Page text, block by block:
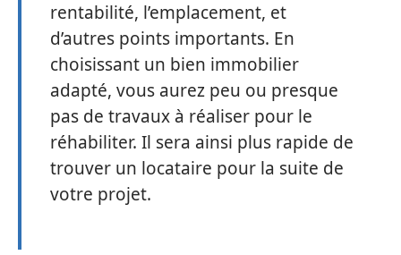
rentabilité, l’emplacement, et
d’autres points importants. En
choisissant un bien immobilier
adapté, vous aurez peu ou presque
pas de travaux à réaliser pour le
réhabiliter. Il sera ainsi plus rapide de
trouver un locataire pour la suite de
votre projet.